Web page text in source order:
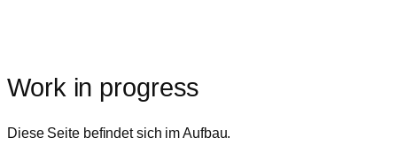
Work in progress
Diese Seite befindet sich im Aufbau.